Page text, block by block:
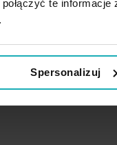
te
Spersonalizuj
Podobne